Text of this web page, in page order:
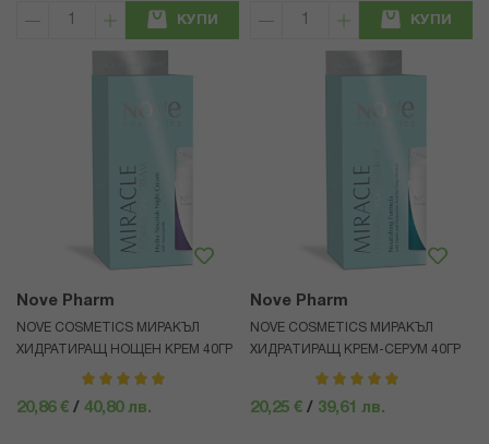
КУПИ КУПИ
Nove Pharm
NOVE COSMETICS МИРАКЪЛ
ХИДРАТИРАЩ НОЩЕН КРЕМ 40ГР
рейтинг:
20,86 € / 40,80 лв.
Nove Pharm
NOVE COSMETICS МИРАКЪЛ
ХИДРАТИРАЩ КРЕМ-СЕРУМ 40ГР
рейтинг:
20,25 € / 39,61 лв.